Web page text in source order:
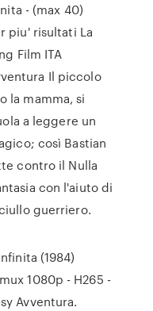
- (max 40)
piu' risultati La
Film ITA
Il piccolo
la mamma, si
a leggere un
così Bastian
contro il Nulla
con l'aiuto di
guerriero.
(1984)
1080p - H265 -
Avventura.